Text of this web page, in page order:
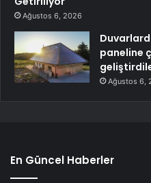
Ağustos 6, 2026
paneline
Ağustos 6,
En Güncel Haberler